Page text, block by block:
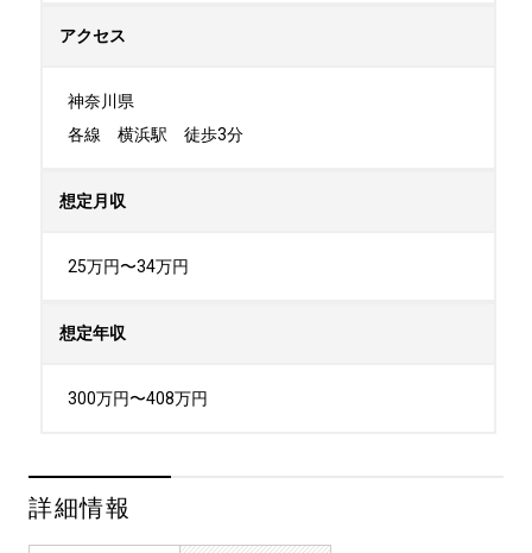
アクセス
神奈川県
各線　横浜駅　徒歩3分
想定月収
25万円〜34万円
想定年収
300万円〜408万円
詳細情報